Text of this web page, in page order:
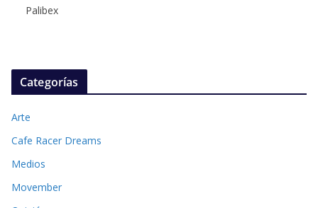
Palibex
Categorías
Arte
Cafe Racer Dreams
Medios
Movember